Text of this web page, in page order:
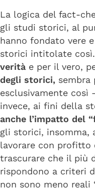
La logica del fact-
gli studi storici, al
hanno fondato vere
storici intitolate
verità e per il vero,
degli storici, sembra
esclusivamente così
invece, ai fini della
anche l’impatto del
gli storici, insomma,
lavorare con profitto
trascurare che il più
rispondono a criteri
non sono meno reali